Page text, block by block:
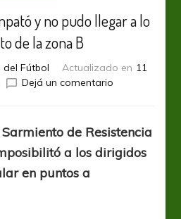
y no pudo llegar a lo
de la zona B
del Fútbol Actualizado en 11
Dejá un comentario
Tiro
empató
y
de Resistencia
a los dirigidos
en puntos a